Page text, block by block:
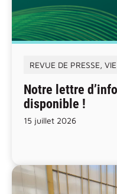
REVUE DE PRESSE,
Notre lettre
disponible !
15 juillet 2026